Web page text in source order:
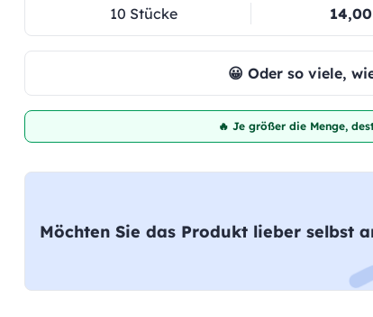
10 Stücke
😀 Oder so viele,
🔥 Je größer die Menge,
Möchten Sie das Produkt lieber selbst